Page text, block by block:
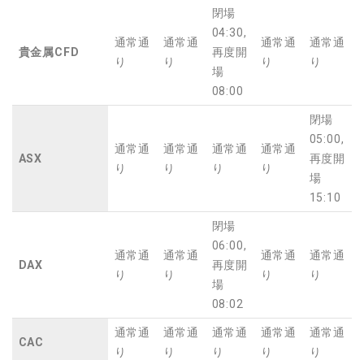
貴金属CFD
通常通
り
通常通
り
閉場
04:30,
再度開
場
08:00
通常通
り
通常通
り
ASX
通常通
り
通常通
り
通常通
り
通常通
り
閉場
05:00,
再度開
場
15:10
DAX
通常通
り
通常通
り
閉場
06:00,
再度開
場
08:02
通常通
り
通常通
り
CAC
通常通
り
通常通
り
通常通
り
通常通
り
通常通
り